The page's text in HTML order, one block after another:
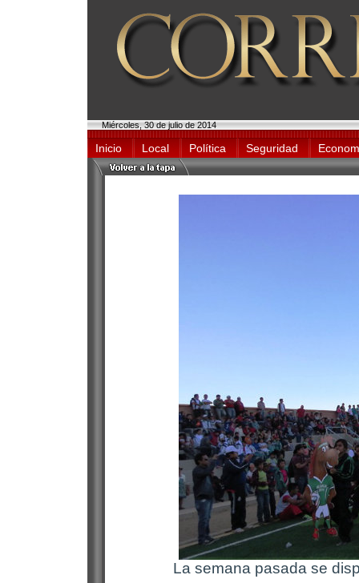
Miércoles, 30 de julio de 2014
Inicio Local Política Seguridad
La semana pasada se